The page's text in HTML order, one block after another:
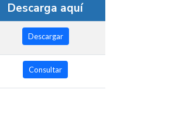
Descarga aquí
Descargar
Consultar